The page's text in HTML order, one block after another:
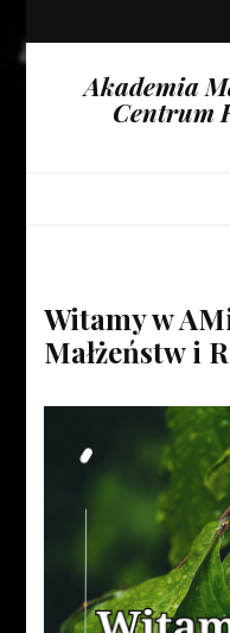
Akademia
Centrum
Witamy w
Małżeństw i